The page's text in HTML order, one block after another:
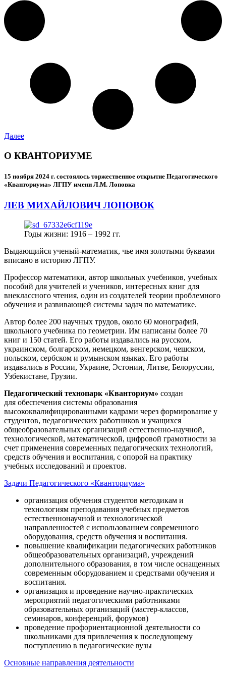
Далее
О КВАНТОРИУМЕ
15 ноября 2024 г. состоялось торжественное открытие Педагогического
«Кванториума» ЛГПУ имени Л.М. Лоповка
ЛЕВ МИХАЙЛОВИЧ ЛОПОВОК
Годы жизни: 1916 – 1992 гг.
Выдающийся ученый-математик, чье имя золотыми буквами
вписано в историю ЛГПУ.
Профессор математики, автор школьных учебников, учебных
пособий для учителей и учеников, интересных книг для
внеклассного чтения, один из создателей теории проблемного
обучения и развивающей системы задач по математике.
Автор более 200 научных трудов, около 60 монографий,
школьного учебника по геометрии. Им написаны более 70
книг и 150 статей. Его работы издавались на русском,
украинском, болгарском, немецком, венгерском, чешском,
польском, сербском и румынском языках. Его работы
издавались в России, Украине, Эстонии, Литве, Белоруссии,
Узбекистане, Грузии.
Педагогический технопарк «Кванториум» создан
для обеспечения системы образования
высококвалифицированными кадрами через формирование у
студентов, педагогических работников и учащихся
общеобразовательных организаций естественно-научной,
технологической, математической, цифровой грамотности за
счет применения современных педагогических технологий,
средств обучения и воспитания, с опорой на практику
учебных исследований и проектов.
Задачи Педагогического «Кванториума»
организация обучения студентов методикам и
технологиям преподавания учебных предметов
естественнонаучной и технологической
направленностей с использованием современного
оборудования, средств обучения и воспитания.
повышение квалификации педагогических работников
общеобразовательных организаций, учреждений
дополнительного образования, в том числе оснащенных
современным оборудованием и средствами обучения и
воспитания.
организация и проведение научно-практических
мероприятий педагогическими работниками
образовательных организаций (мастер-классов,
семинаров, конференций, форумов)
проведение профориентационной деятельности со
школьниками для привлечения к последующему
поступлению в педагогические вузы
Основные направления деятельности